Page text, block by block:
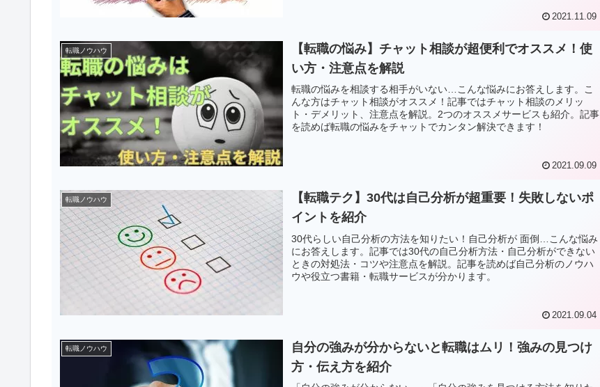
2021.11.09
転職ノウハウ
【転職の悩み】チャット相談が超便利でオススメ！使
い方・注意点を解説
転職の悩みを相談する相手がいない…こんな悩みにお答えします。こ
んな方はチャット相談がオススメ！記事ではチャット相談のメリッ
ト・デメリット、注意点を解説。2つのオススメサービスも紹介。記事
を読めば転職の悩みをチャットでカンタン解決できます！
2021.09.09
転職ノウハウ
【転職テク】30代は自己分析が超重要！失敗しないポ
イントを紹介
30代らしい自己分析の方法を知りたい！自己分析が 面倒…こんな悩み
にお答えします。記事では30代の自己分析方法・自己分析ができない
ときの対処法・コツや注意点を解説。記事を読めば自己分析のノウハ
ウや役立つ書籍・転職サービスが分かります。
2021.09.04
転職ノウハウ
自分の強みが分からないと転職はムリ！強みの見つけ
方・伝え方を紹介